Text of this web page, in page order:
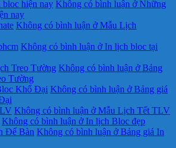
hiện nay Không có bình luận ở Những
nay
Không có bình luận ở Mẫu Lịch
Không có bình luận ở In lịch bloc tại
Treo Tường Không có bình luận ở Bảng
Tường
Khổ Đại Không có bình luận ở Bảng giá
Không có bình luận ở Mẫu Lịch Tết TLV
Không có bình luận ở In lịch Bloc đẹp
Để Bàn Không có bình luận ở Bảng giá In